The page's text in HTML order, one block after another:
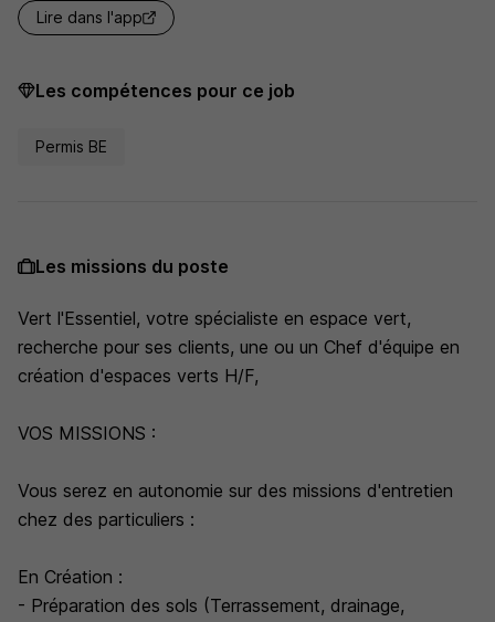
Lire dans l'app
Les compétences pour ce job
Permis BE
Les missions du poste
Vert l'Essentiel, votre spécialiste en espace vert,
recherche pour ses clients, une ou un Chef d'équipe en
création d'espaces verts H/F,
VOS MISSIONS :
Vous serez en autonomie sur des missions d'entretien
chez des particuliers :
En Création :
- Préparation des sols (Terrassement, drainage,